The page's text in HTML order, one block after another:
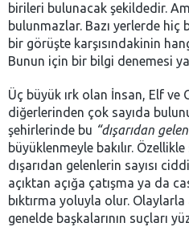
birileri bulunacak şekildedir.
bulunmazlar. Bazı yerlerde hiç
bir görüşte karşısındakinin
Bunun için bir bilgi denemesi
Üç büyük ırk olan İnsan, Elf ve
diğerlerinden çok sayıda
şehirlerinde bu “dışarıdan
büyüklenmeyle bakılır.
dışarıdan gelenlerin sayısı
açıktan açığa çatışma ya da
bıktırma yoluyla olur.
genelde başkalarının suçları